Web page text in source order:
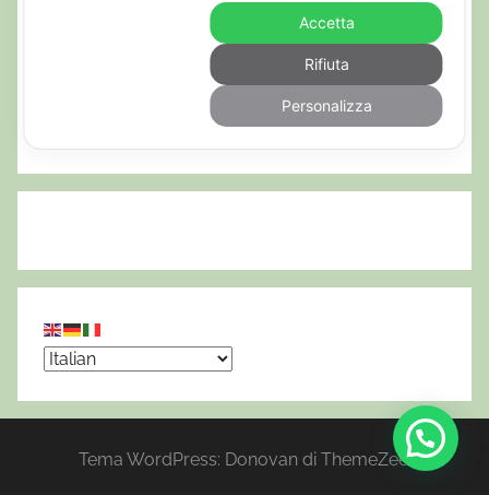
Tema WordPress: Donovan di ThemeZee.
Accetta
Rifiuta
Personalizza